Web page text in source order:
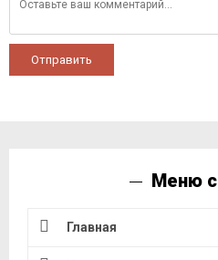
Отправить
Меню
Главная